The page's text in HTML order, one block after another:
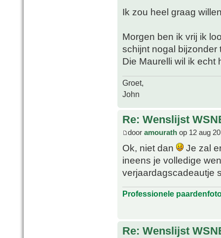
Ik zou heel graag
Morgen ben ik vrij ik
schijnt nogal bijzonder
Die Maurelli wil ik
Groet,
John
Re: Wenslijst
door amourath op 12 aug
Ok, niet dan
Je zal
ineens je volledige
verjaardagscadeautje
Professionele
Re: Wenslijst